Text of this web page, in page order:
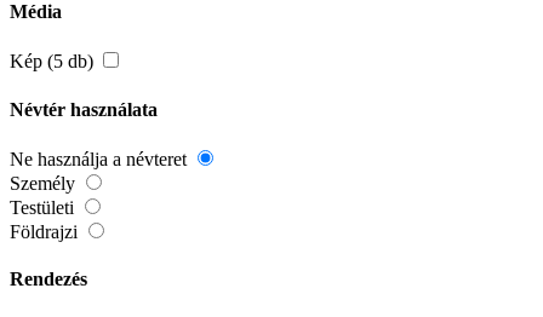
Média
Kép (5 db)
Névtér használata
Ne használja a névteret
Személy
Testületi
Földrajzi
Rendezés